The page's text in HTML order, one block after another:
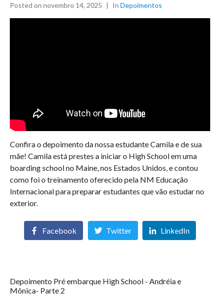
Posted on novembro 14, 2025 In Depoimentos
Confira o depoimento da nossa estudante Camila e de sua
mãe! Camila está prestes a iniciar o High School em uma
boarding school no Maine, nos Estados Unidos, e contou
como foi o treinamento oferecido pela NM Educação
Internacional para preparar estudantes que vão estudar no
exterior.
Facebook Twitter LinkedIn
Depoimento Pré embarque High School - Andréia e
Mônica- Parte 2